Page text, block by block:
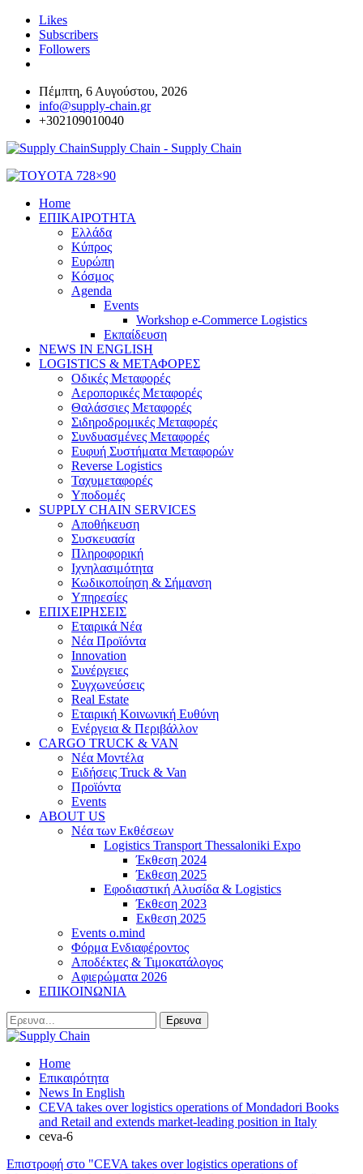
Likes
Subscribers
Followers
Πέμπτη, 6 Αυγούστου, 2026
info@supply-chain.gr
+302109010040
Supply Chain - Supply Chain
Home
ΕΠΙΚΑΙΡΟΤΗΤΑ
Ελλάδα
Κύπρος
Ευρώπη
Κόσμος
Agenda
Events
Workshop e-Commerce Logistics
Εκπαίδευση
NEWS IN ENGLISH
LOGISTICS & ΜΕΤΑΦΟΡΕΣ
Οδικές Μεταφορές
Αεροπορικές Μεταφορές
Θαλάσσιες Μεταφορές
Σιδηροδρομικές Μεταφορές
Συνδυασμένες Μεταφορές
Ευφυή Συστήματα Μεταφορών
Reverse Logistics
Ταχυμεταφορές
Υποδομές
SUPPLY CHAIN SERVICES
Αποθήκευση
Συσκευασία
Πληροφορική
Ιχνηλασιμότητα
Κωδικοποίηση & Σήμανση
Υπηρεσίες
ΕΠΙΧΕΙΡΗΣΕΙΣ
Εταιρικά Νέα
Νέα Προϊόντα
Innovation
Συνέργειες
Συγχωνεύσεις
Real Estate
Εταιρική Κοινωνική Ευθύνη
Ενέργεια & Περιβάλλον
CARGO TRUCK & VAN
Νέα Μοντέλα
Ειδήσεις Truck & Van
Προϊόντα
Events
ABOUT US
Νέα των Εκθέσεων
Logistics Transport Thessaloniki Expo
Έκθεση 2024
Έκθεση 2025
Εφοδιαστική Αλυσίδα & Logistics
Έκθεση 2023
Εκθεση 2025
Events o.mind
Φόρμα Ενδιαφέροντος
Αποδέκτες & Τιμοκατάλογος
Αφιερώματα 2026
ΕΠΙΚΟΙΝΩΝΙΑ
Home
Επικαιρότητα
News In English
CEVA takes over logistics operations of Mondadori Books
and Retail and extends market-leading position in Italy
ceva-6
Επιστροφή στο "CEVA takes over logistics operations of